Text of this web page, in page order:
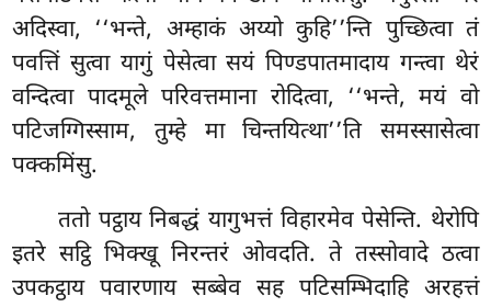
अदिस्वा, ‘‘भन्ते, अम्हाकं अय्यो कुहि’’न्ति पुच्छित्वा तं
पवत्तिं सुत्वा यागुं पेसेत्वा सयं पिण्डपातमादाय गन्त्वा थेरं
वन्दित्वा पादमूले परिवत्तमाना रोदित्वा, ‘‘भन्ते, मयं वो
पटिजग्गिस्साम, तुम्हे मा चिन्तयित्था’’ति समस्सासेत्वा
पक्कमिंसु.
ततो पट्ठाय निबद्धं यागुभत्तं विहारमेव पेसेन्ति. थेरोपि
इतरे सट्ठि भिक्खू निरन्तरं ओवदति. ते तस्सोवादे ठत्वा
उपकट्ठाय पवारणाय सब्बेव सह पटिसम्भिदाहि अरहत्तं